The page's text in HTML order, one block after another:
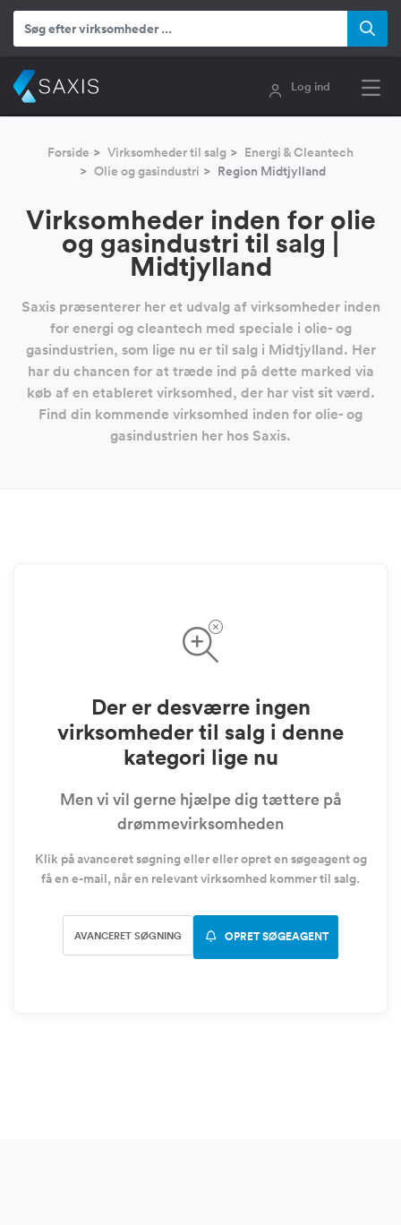
Log ind
Forside Virksomheder til salg
Energi & Cleantech
Olie og gasindustri
Region Midtjylland
Virksomheder inden for olie
og gasindustri til salg |
Midtjylland
Saxis præsenterer her et udvalg af virksomheder inden
for energi og cleantech med speciale i olie- og
gasindustrien, som lige nu er til salg i Midtjylland. Her
har du chancen for at træde ind på dette marked via
køb af en etableret virksomhed, der har vist sit værd.
Find din kommende virksomhed inden for olie- og
gasindustrien her hos Saxis.
Der er desværre ingen
virksomheder til salg i denne
kategori lige nu
Men vi vil gerne hjælpe dig tættere på
drømmevirksomheden
Klik på avanceret søgning eller eller opret en søgeagent og
få en e-mail, når en relevant virksomhed kommer til salg.
AVANCERET SØGNING OPRET SØGEAGENT